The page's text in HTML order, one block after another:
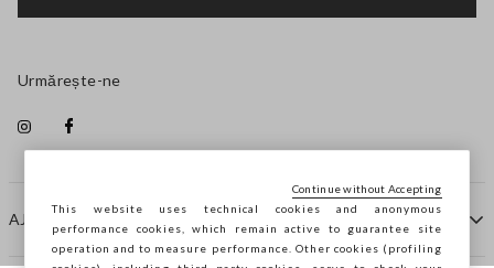
AJUTOR
Urmărește-ne
This website uses technical cookies and anonymous
performance cookies, which remain active to guarantee site
operation and to measure performance. Other cookies (profiling
Continue without Accepting